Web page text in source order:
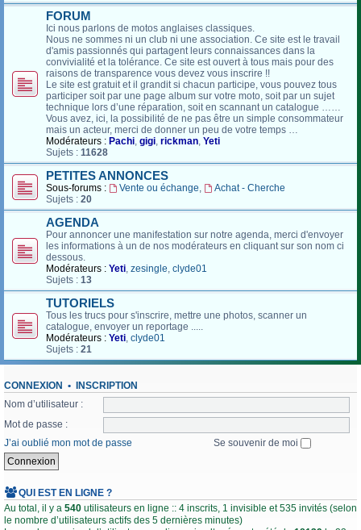
FORUM
Ici nous parlons de motos anglaises classiques.
Nous ne sommes ni un club ni une association. Ce site est le travail
d'amis passionnés qui partagent leurs connaissances dans la
convivialité et la tolérance. Ce site est ouvert à tous mais pour des
raisons de transparence vous devez vous inscrire !!
Le site est gratuit et il grandit si chacun participe, vous pouvez tous
participer soit par une page album sur votre moto, soit par un sujet
technique lors d’une réparation, soit en scannant un catalogue ……
Vous avez, ici, la possibilité de ne pas être un simple consommateur
mais un acteur, merci de donner un peu de votre temps …
Modérateurs : Pachi, gigi, rickman, Yeti
Sujets : 11628
PETITES ANNONCES
Sous-forums : Vente ou échange,
Achat - Cherche
Sujets : 20
AGENDA
Pour annoncer une manifestation sur notre agenda, merci d'envoyer
les informations à un de nos modérateurs en cliquant sur son nom ci
dessous.
Modérateurs : Yeti, zesingle, clyde01
Sujets : 13
TUTORIELS
Tous les trucs pour s'inscrire, mettre une photos, scanner un
catalogue, envoyer un reportage .....
Modérateurs : Yeti, clyde01
Sujets : 21
CONNEXION • INSCRIPTION
Nom d’utilisateur :
Mot de passe :
J’ai oublié mon mot de passe
Se souvenir de moi
QUI EST EN LIGNE ?
Au total, il y a 540 utilisateurs en ligne :: 4 inscrits, 1 invisible et 535 invités (selon
le nombre d’utilisateurs actifs des 5 dernières minutes)